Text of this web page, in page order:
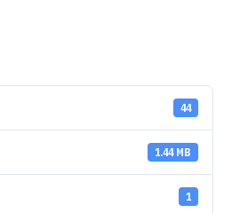
44
1.44 MB
1